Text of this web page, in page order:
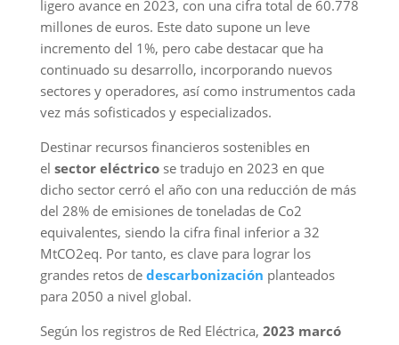
ligero avance en 2023, con una cifra total de 60.778
millones de euros. Este dato supone un leve
incremento del 1%, pero cabe destacar que ha
continuado su desarrollo, incorporando nuevos
sectores y operadores, así como instrumentos cada
vez más sofisticados y especializados.
Destinar recursos financieros sostenibles en
el sector eléctricose tradujo en 2023 en que
dicho sector cerró el año con una reducción de más
del 28% de emisiones de toneladas de Co2
equivalentes, siendo la cifra final inferior a 32
MtCO2eq. Por tanto, es clave para lograr los
grandes retos de descarbonización planteados
para 2050 a nivel global.
Según los registros de Red Eléctrica, 2023 marcó